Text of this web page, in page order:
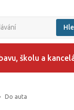
školu a
Do auta